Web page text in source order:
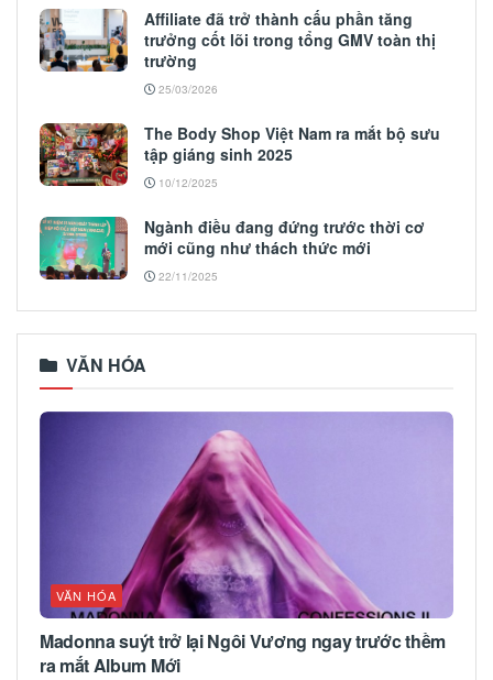
Affiliate đã trở thành cấu phần tăng
trưởng cốt lõi trong tổng GMV toàn thị
trường
25/03/2026
The Body Shop Việt Nam ra mắt bộ sưu
tập giáng sinh 2025
10/12/2025
Ngành điều đang đứng trước thời cơ
mới cũng như thách thức mới
22/11/2025
VĂN HÓA
VĂN HÓA
Madonna suýt trở lại Ngôi Vương ngay trước thềm
ra mắt Album Mới